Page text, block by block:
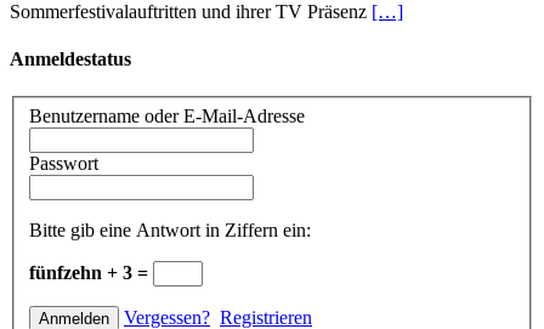
Sommerfestivalauftritten und ihrer TV Präsenz […]
Anmeldestatus
Benutzername oder E-Mail-Adresse
Passwort
Bitte gib eine Antwort in Ziffern ein:
fünfzehn + 3 =
Vergessen? Registrieren